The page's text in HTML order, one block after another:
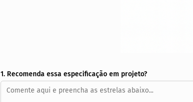
1. Recomenda essa especificação em projeto?